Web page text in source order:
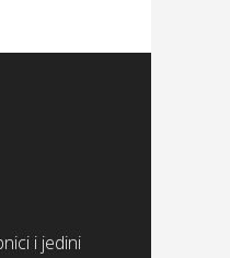
i jedini